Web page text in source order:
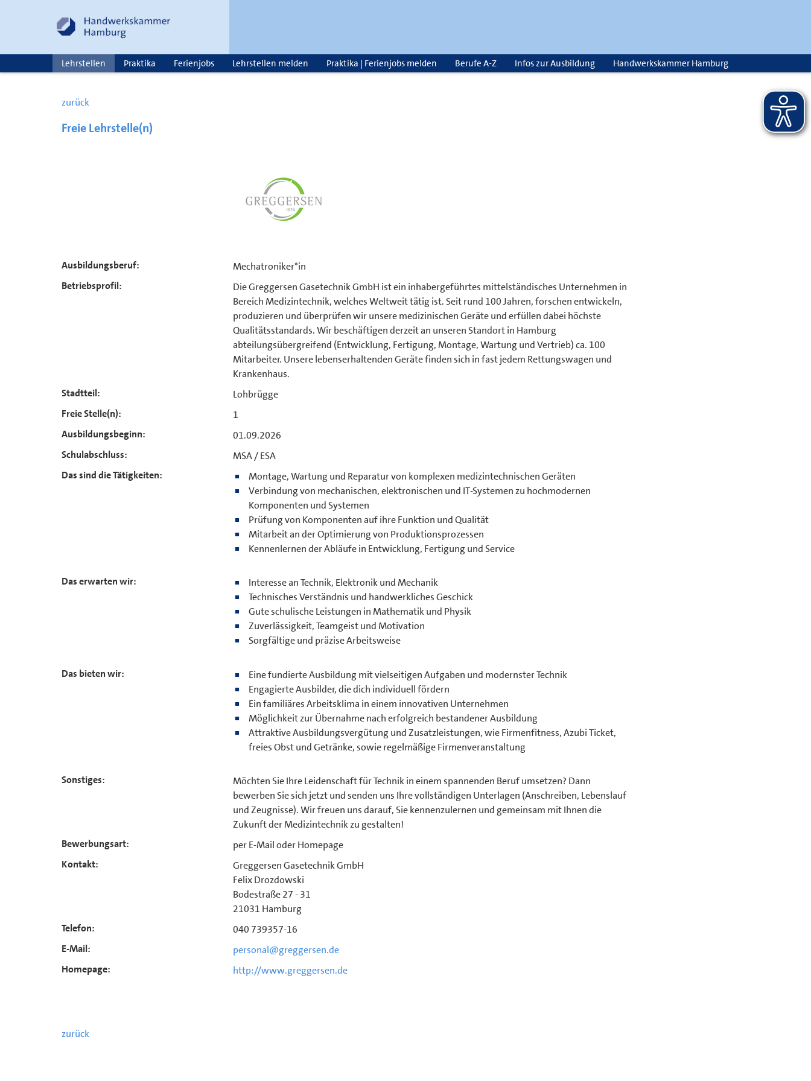
Lehrstellen Praktika Ferienjobs Lehrstellen melden Praktika | Ferienjobs melden Berufe A-Z Infos zur Ausbildung Handwerkskammer Hamburg
zurück
Freie Lehrstelle(n)
Ausbildungsberuf:
Mechatroniker*in
Betriebsprofil:
Die Greggersen Gasetechnik GmbH ist ein inhabergeführtes mittelständisches Unternehmen in
Bereich Medizintechnik, welches Weltweit tätig ist. Seit rund 100 Jahren, forschen entwickeln,
produzieren und überprüfen wir unsere medizinischen Geräte und erfüllen dabei höchste
Qualitätsstandards. Wir beschäftigen derzeit an unseren Standort in Hamburg
abteilungsübergreifend (Entwicklung, Fertigung, Montage, Wartung und Vertrieb) ca. 100
Mitarbeiter. Unsere lebenserhaltenden Geräte finden sich in fast jedem Rettungswagen und
Krankenhaus.
Stadtteil:
Lohbrügge
Freie Stelle(n):
1
Ausbildungsbeginn:
01.09.2026
Schulabschluss:
MSA / ESA
Das sind die Tätigkeiten:
Montage, Wartung und Reparatur von komplexen medizintechnischen Geräten
Verbindung von mechanischen, elektronischen und IT-Systemen zu hochmodernen
Komponenten und Systemen
Prüfung von Komponenten auf ihre Funktion und Qualität
Mitarbeit an der Optimierung von Produktionsprozessen
Kennenlernen der Abläufe in Entwicklung, Fertigung und Service
Das erwarten wir:
Interesse an Technik, Elektronik und Mechanik
Technisches Verständnis und handwerkliches Geschick
Gute schulische Leistungen in Mathematik und Physik
Zuverlässigkeit, Teamgeist und Motivation
Sorgfältige und präzise Arbeitsweise
Das bieten wir:
Eine fundierte Ausbildung mit vielseitigen Aufgaben und modernster Technik
Engagierte Ausbilder, die dich individuell fördern
Ein familiäres Arbeitsklima in einem innovativen Unternehmen
Möglichkeit zur Übernahme nach erfolgreich bestandener Ausbildung
Attraktive Ausbildungsvergütung und Zusatzleistungen, wie Firmenfitness, Azubi Ticket,
freies Obst und Getränke, sowie regelmäßige Firmenveranstaltung
Sonstiges:
Möchten Sie Ihre Leidenschaft für Technik in einem spannenden Beruf umsetzen? Dann
bewerben Sie sich jetzt und senden uns Ihre vollständigen Unterlagen (Anschreiben, Lebenslauf
und Zeugnisse). Wir freuen uns darauf, Sie kennenzulernen und gemeinsam mit Ihnen die
Zukunft der Medizintechnik zu gestalten!
Bewerbungsart:
per E-Mail oder Homepage
Kontakt:
Greggersen Gasetechnik GmbH
Felix Drozdowski
Bodestraße 27 - 31
21031 Hamburg
Telefon:
040 739357-16
E-Mail:
personal@greggersen.de
Homepage:
http://www.greggersen.de
zurück